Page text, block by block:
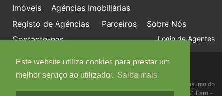
Este website utiliza cookies para prestar um
melhor serviço ao utilizador. Saiba mais
Imóveis
Agências Imobiliárias
Registo de Agências
Parceiros
Sobre Nós
Contacte-nos
Login de Agentes
Política de proteção de dados
Livro de Reclamações online
Centro de Informação, Mediação e Arbitragem de Conflitos de Consumo do
Algarve - Edifício Ninho de Empresas, Estrada da Penha, 8005-131 Faro -